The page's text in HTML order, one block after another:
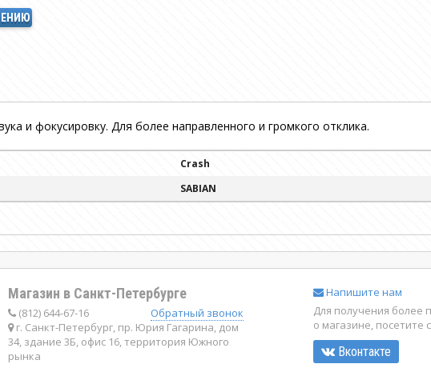
и фокусировку. Для более направленного и громкого отклика.
Crash
SABIAN
Магазин в Санкт-Петербурге
(812) 644-67-16
Обратный звонок
г. Санкт-Петербург, пр. Юрия Гагарина, дом
34, здание 3Б, офис 16, территория Южного
рынка
Напишите нам
Для получения более
о магазине, посетите
Вконтакте